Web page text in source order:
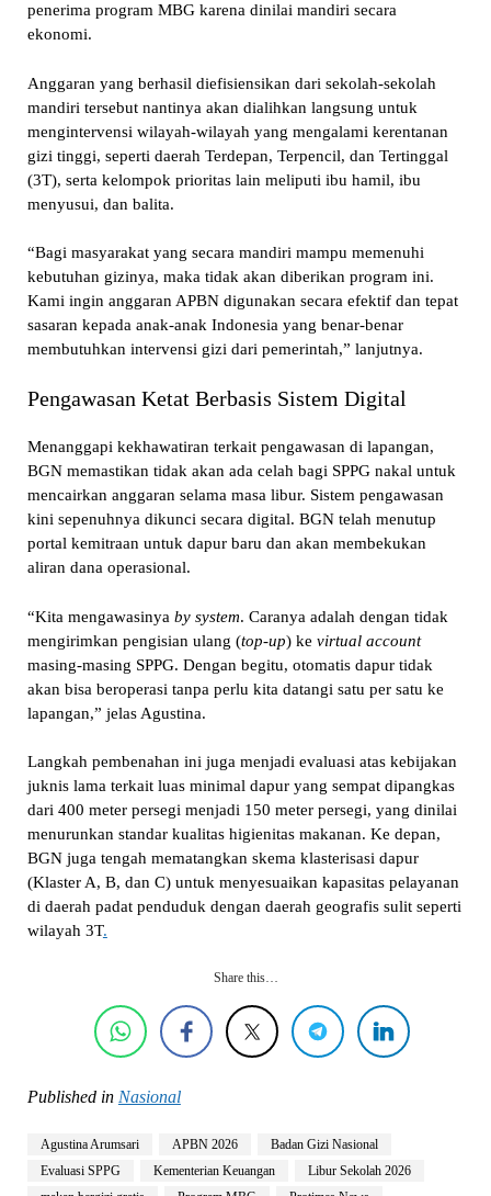
penerima program MBG karena dinilai mandiri secara
ekonomi.
Anggaran yang berhasil diefisiensikan dari sekolah-sekolah
mandiri tersebut nantinya akan dialihkan langsung untuk
mengintervensi wilayah-wilayah yang mengalami kerentanan
gizi tinggi, seperti daerah Terdepan, Terpencil, dan Tertinggal
(3T), serta kelompok prioritas lain meliputi ibu hamil, ibu
menyusui, dan balita.
“Bagi masyarakat yang secara mandiri mampu memenuhi
kebutuhan gizinya, maka tidak akan diberikan program ini.
Kami ingin anggaran APBN digunakan secara efektif dan tepat
sasaran kepada anak-anak Indonesia yang benar-benar
membutuhkan intervensi gizi dari pemerintah,” lanjutnya.
Pengawasan Ketat Berbasis Sistem Digital
Menanggapi kekhawatiran terkait pengawasan di lapangan,
BGN memastikan tidak akan ada celah bagi SPPG nakal untuk
mencairkan anggaran selama masa libur. Sistem pengawasan
kini sepenuhnya dikunci secara digital. BGN telah menutup
portal kemitraan untuk dapur baru dan akan membekukan
aliran dana operasional.
“Kita mengawasinya by system. Caranya adalah dengan tidak
mengirimkan pengisian ulang (top-up) ke virtual account
masing-masing SPPG. Dengan begitu, otomatis dapur tidak
akan bisa beroperasi tanpa perlu kita datangi satu per satu ke
lapangan,” jelas Agustina.
Langkah pembenahan ini juga menjadi evaluasi atas kebijakan
juknis lama terkait luas minimal dapur yang sempat dipangkas
dari 400 meter persegi menjadi 150 meter persegi, yang dinilai
menurunkan standar kualitas higienitas makanan. Ke depan,
BGN juga tengah mematangkan skema klasterisasi dapur
(Klaster A, B, dan C) untuk menyesuaikan kapasitas pelayanan
di daerah padat penduduk dengan daerah geografis sulit seperti
wilayah 3T.
Share this…
Published in Nasional
Agustina Arumsari APBN 2026
Badan Gizi Nasional
Evaluasi SPPG
Kementerian Keuangan
Libur Sekolah 2026